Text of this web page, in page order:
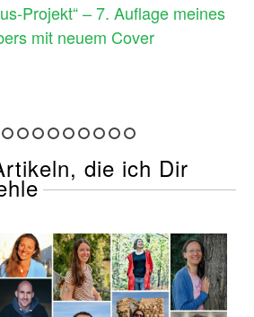
Projekt“ – 7. Auflage meines
mit neuem Cover
die ich Dir